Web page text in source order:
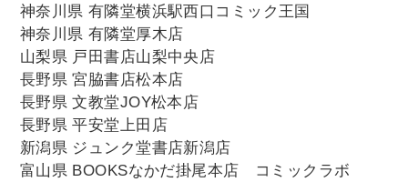
神奈川県 有隣堂横浜駅西口コミック王国
神奈川県 有隣堂厚木店
山梨県 戸田書店山梨中央店
長野県 宮脇書店松本店
長野県 文教堂JOY松本店
長野県 平安堂上田店
新潟県 ジュンク堂書店新潟店
富山県 BOOKSなかだ掛尾本店 コミックラボ